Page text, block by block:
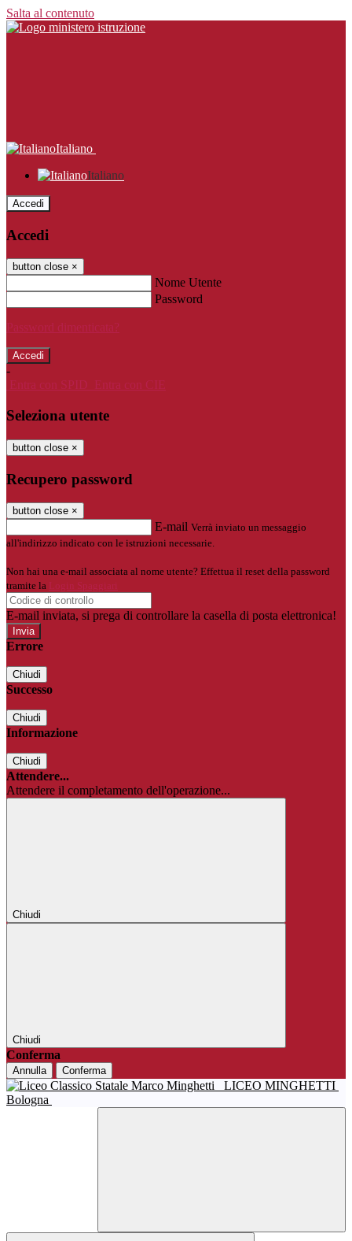
Salta al contenuto
Italiano
Italiano
Accedi
Accedi
button close ×
Nome Utente
Password
Password dimenticata?
-
Entra con SPID
Entra con CIE
Seleziona utente
button close ×
Recupero password
button close ×
E-mail Verrà inviato un messaggio
all'indirizzo indicato con le istruzioni necessarie.
Non hai una e-mail associata al nome utente? Effettua il reset della password
tramite la
Login Spaggiari
E-mail inviata, si prega di controllare la casella di posta elettronica!
Errore
Chiudi
Successo
Chiudi
Informazione
Chiudi
Attendere...
Attendere il completamento dell'operazione...
Chiudi
Chiudi
Conferma
Annulla Conferma
LICEO MINGHETTI
Bologna